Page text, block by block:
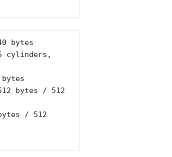
bytes